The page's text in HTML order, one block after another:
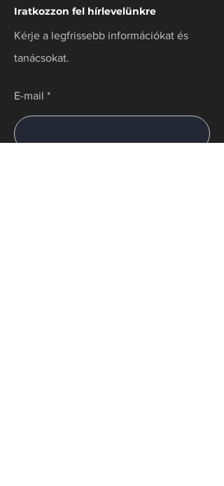
Iratkozzon fel hírlevelünkre
Kérje a legfrissebb információkat és
tanácsokat.
E-mail